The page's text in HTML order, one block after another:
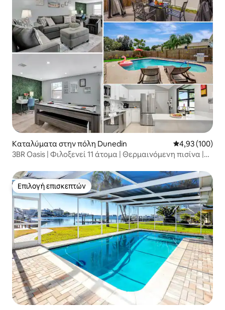
Καταλύματα στην πόλη Dunedin Μέση
4,93 (100)
3BR Oasis | Φιλοξενεί 11 άτομα | Θερμαινόμενη πισίνα |
Επιλογή επισκεπτών
Επιλογή επισκεπτών